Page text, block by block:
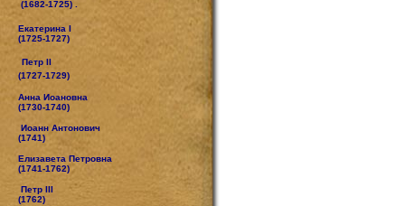
(1682-1725) .
Екатерина I
(1725-1727)
Петр II
(1727-1729)
Анна Иоановна
(1730-1740)
Иоанн Антонович
(1741)
Елизавета Петровна
(1741-1762)
Петр III
(1762)